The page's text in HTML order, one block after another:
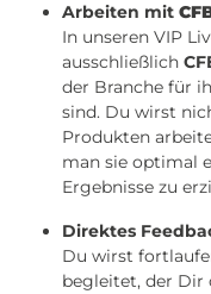
Arbeiten mit
In unseren VIP
ausschließlich
der Branche für
sind. Du wirst
Produkten
man sie optimal
Ergebnisse zu
Direktes
Du wirst
begleitet, der Dir